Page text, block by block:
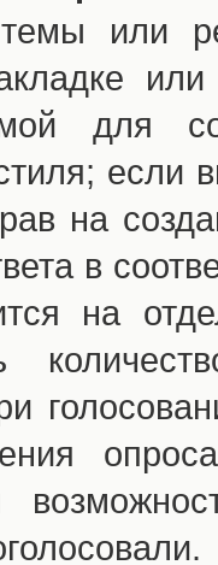
или
для
если
на
в
на